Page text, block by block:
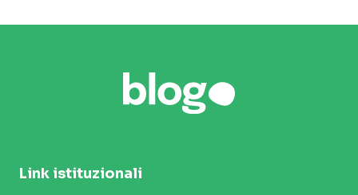
Link istituzionali